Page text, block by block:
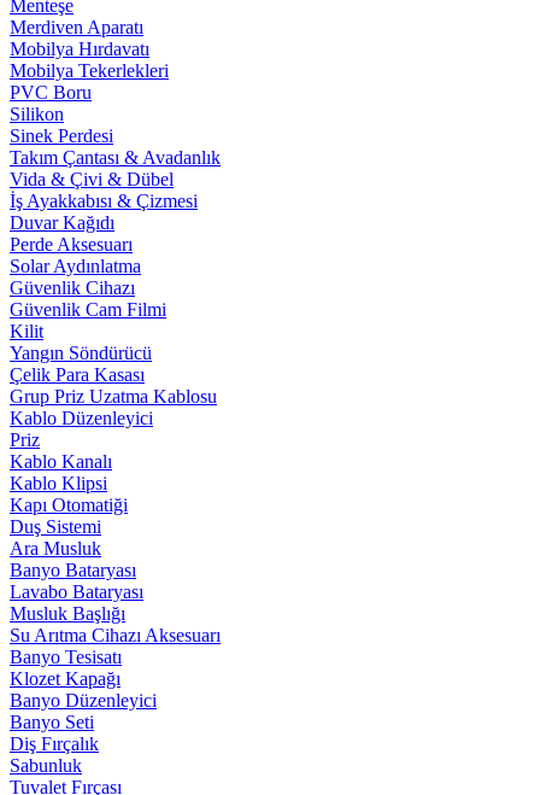
Menteşe
Merdiven Aparatı
Mobilya Hırdavatı
Mobilya Tekerlekleri
PVC Boru
Silikon
Sinek Perdesi
Takım Çantası & Avadanlık
Vida & Çivi & Dübel
İş Ayakkabısı & Çizmesi
Duvar Kağıdı
Perde Aksesuarı
Solar Aydınlatma
Güvenlik Cihazı
Güvenlik Cam Filmi
Kilit
Yangın Söndürücü
Çelik Para Kasası
Grup Priz Uzatma Kablosu
Kablo Düzenleyici
Priz
Kablo Kanalı
Kablo Klipsi
Kapı Otomatiği
Duş Sistemi
Ara Musluk
Banyo Bataryası
Lavabo Bataryası
Musluk Başlığı
Su Arıtma Cihazı Aksesuarı
Banyo Tesisatı
Klozet Kapağı
Banyo Düzenleyici
Banyo Seti
Diş Fırçalık
Sabunluk
Tuvalet Fırçası